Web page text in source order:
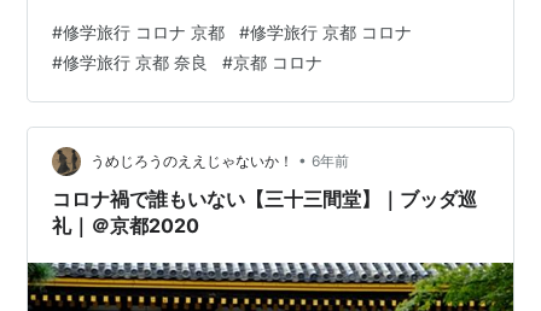
_)m こう見えて実は、無性に京都に行きたくなっている
赤兎馬おじさん(@sekitoba1007)です。 2021年11月初
旬、コロナ感染者数の減少傾向が続く中、次男が修学旅
行で京都に行ってきました。 今回は、緊急事態宣言が明
けて1か月が経ったタイミングでの京都への修学旅行の様
子を…
#修学旅行 コロナ 京都 #修学旅行 京都 コロナ
#修学旅行 京都 奈良 #京都 コロナ
うめじろうのええじゃないか！ • 6年前
コロナ禍で誰もいない【三十三間堂】｜ブッダ巡
礼｜＠京都2020